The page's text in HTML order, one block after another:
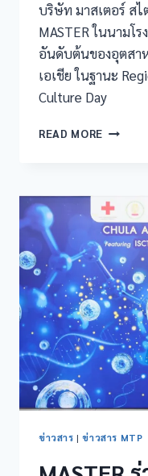
บริษัท มาสเตอร์ ส
MASTER ในนามโ
อันดับต้นของอุตสา
เอเชีย ในฐานะ
Culture Day
READ MORE
ข่าวสาร |ข่าวสาร MTP